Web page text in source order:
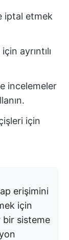
iptal etmek
ayrıntılı
incelemeler
için
erişimini
için
bir sisteme